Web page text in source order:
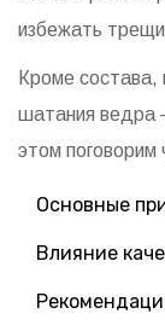
избежать
Кроме состава,
шатания ведра
этом поговорим
Основные
Влияние